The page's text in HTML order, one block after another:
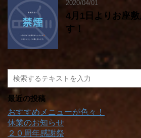
2020/04/01
4月1日よりお座
す！
最近の投稿
おすすめメニューが色々！
休業のお知らせ
２０周年感謝祭